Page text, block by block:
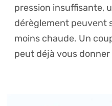
pression insuffisante,
dérèglement peuvent
moins chaude. Un
peut déjà vous donner